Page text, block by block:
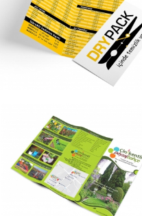
Drypack Kuru Temizleme Broşür
Tasarımı
Broşür
Çini Kentli Peyzaj Bahçe Broşür
Tasarımı
Broşür